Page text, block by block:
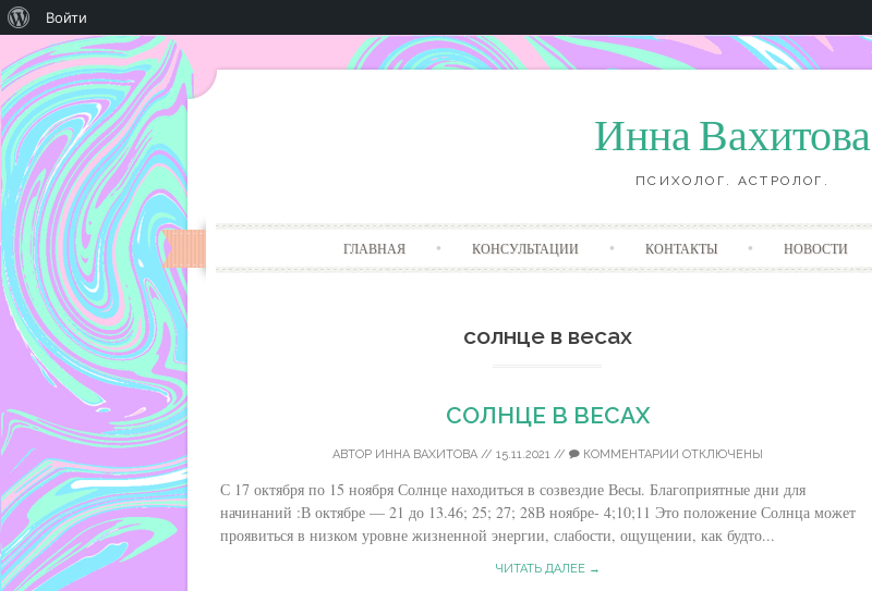
Инна Вахитова
ПСИХОЛОГ. АСТРОЛОГ.
Перейти
ГЛАВНАЯ КОНСУЛЬТАЦИИ КОНТАКТЫ НОВОСТИ
солнце в весах
СОЛНЦЕ В ВЕСАХ
АВТОР ИННА ВАХИТОВА// 15.11.2021// КОММЕНТАРИИ ОТКЛЮЧЕНЫ
С 17 октября по 15 ноября Солнце находиться в созвездие Весы. Благоприятные дни для
начинаний :В октябре — 21 до 13.46; 25; 27; 28В ноябре- 4;10;11 Это положение Солнца может
проявиться в низком уровне жизненной энергии, слабости, ощущении, как будто...
ЧИТАТЬ ДАЛЕЕ →
WordPress
Войти